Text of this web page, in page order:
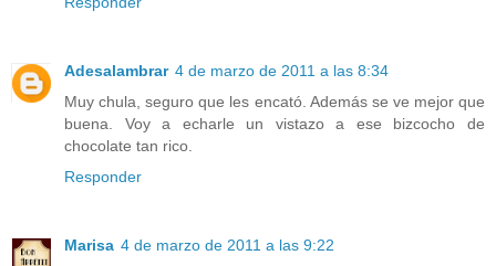
Adesalambrar 4 de marzo de 2011 a las 8:34
Muy chula, seguro que les encató. Además se ve mejor que
buena. Voy a echarle un vistazo a ese bizcocho de
chocolate tan rico.
Responder
Marisa 4 de marzo de 2011 a las 9:22